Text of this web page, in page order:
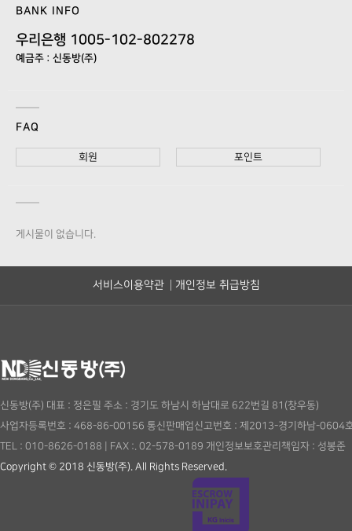
BANK INFO
우리은행 1005-102-802278
예금주 : 신동방(주)
FAQ
회원 포인트
게시물이 없습니다.
서비스이용약관 개인정보 취급방침
신동방(주) 대표 : 정은필 주소 : 경기도 하남시 하남대로 622번길 81(창우동)
사업자등록번호 : 468-86-00156 통신판매업신고번호 : 제2013-경기하남-0604
TEL : 010-8626-0188
FAX :. 02-578-0189 개인정보보호관리책임자 : 성봉준
Copyright © 2018 신동방(주). All Rights Reserved.